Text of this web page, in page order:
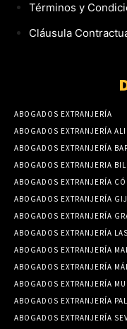
Términos y
Cláusula
ABOGADOS EXTRANJERÍA
ABOGADOS EXTRANJERÍA
ABOGADOS EXTRANJERÍA
ABOGADOS EXTRANJERIA
ABOGADOS EXTRANJERÍA
ABOGADOS EXTRANJERÍA
ABOGADOS EXTRANJERÍA
ABOGADOS EXTRANJERÍA
ABOGADOS EXTRANJERÍA
ABOGADOS EXTRANJERÍA
ABOGADOS EXTRANJERÍA
ABOGADOS EXTRANJERÍA
ABOGADOS EXTRANJERÍA